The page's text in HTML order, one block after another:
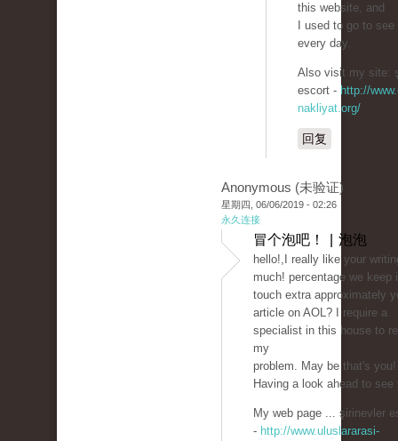
this website, and
I used to go to
every day.
Also visit my site:
escort - http://
nakliyat.org/
回复
Anonymous (未验证)
星期四, 06/06/2019 - 02:26
永久连接
冒个泡吧！ | 泡泡
hello!,I really like your
much! percentage we keep
touch extra approximately
article on AOL? I require a
specialist in this house to
my
problem. May be that's you!
Having a look ahead to see
My web page ... şirinevler
- http://www.uluslararasi-